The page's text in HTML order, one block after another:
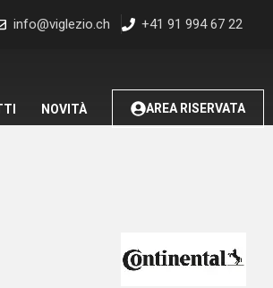
info@viglezio.ch +41 91 994 67 22
NOVITÀ AREA RISERVATA